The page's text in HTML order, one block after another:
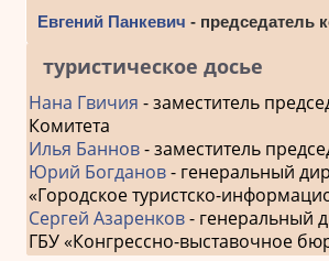
Евгений Панкевич - председатель
туристическое досье
Нана Гвичия - заместитель
Комитета
Илья Баннов- заместитель
Юрий Богданов- генеральный
«Городское туристско-
Сергей Азаренков- генеральный
ГБУ «Конгрессно-выставочное